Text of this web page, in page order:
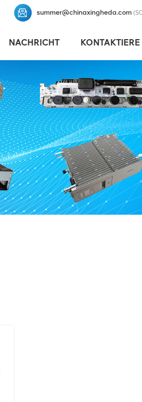
summer@chinaxingheda.com
NACHRICHT KONTAKTIERE